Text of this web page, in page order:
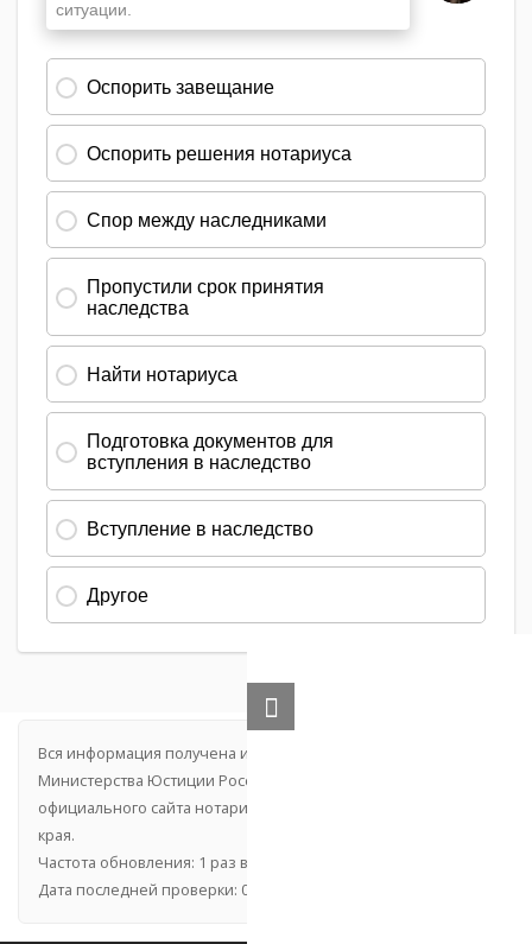
Вся информация получена из открытого реестра
Министерства Юстиции Российской Федерации и с
официального сайта нотариальной палаты Камчатского
края.
Частота обновления: 1 раз в неделю.
Дата последней проверки: 03.08.2026